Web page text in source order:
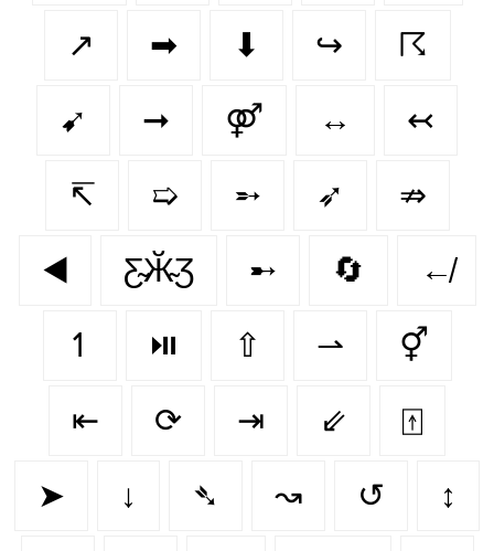
↗️ ➡ ⬇ ↪ ☈
➹ ➞ ⚤ ↔ ↢
↸ ➯ ➵ ➶ ⇏
◀️ Ƹ̴Ӂ̴Ʒ ➸ 🔄 ↚
↿ ⏯️ ⇧ ⇀ ⚥
⇤ ⟳ ⇥ ⇙ ⍐
➤ ↓ ➴ ↝ ↺ ↕